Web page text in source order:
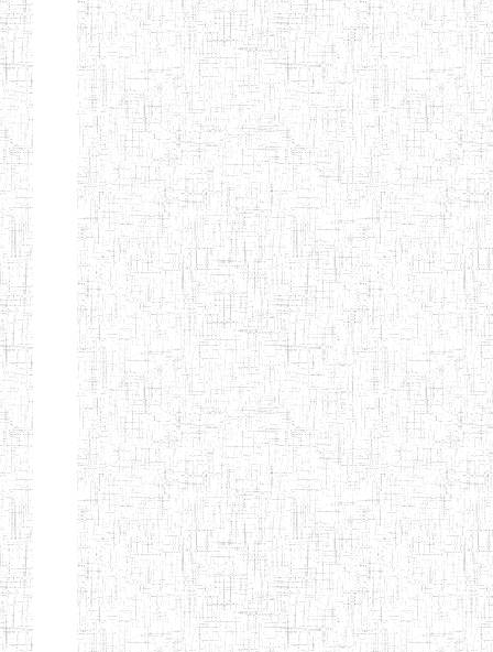
SENTTI-IBES
ENIEG PRIVEE
BILINGUE LES
ROSSIGNOLS
MAJORS
06/06/2016 ENIEG Privé
ENI PRIVEE
LAIQUE
22/09/2000 ENIEG Privé
ENIEG BERYLA 06/06/2014 ENIEG Privé
ENIEG
L'EXCELLENCE
28/08/2009 ENIEG Privé
ENIEG DES
NATIONS
10/07/2001 ENIEG Privé
ENIET PAUL
MOMO
23/07/2014 ENIET Privé
ENIEG PRIVEE
10/07/2008 ENIEG Privé